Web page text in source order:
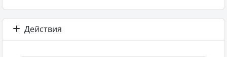
Действия